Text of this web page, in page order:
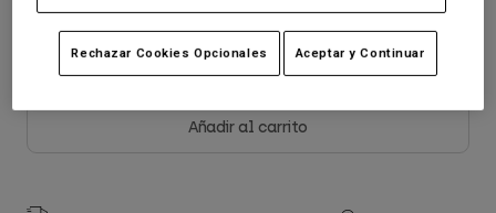
Ver Todo
11.5 12 13 14
Añadir al carrito
Rechazar Cookies Opcionales Aceptar y Continuar